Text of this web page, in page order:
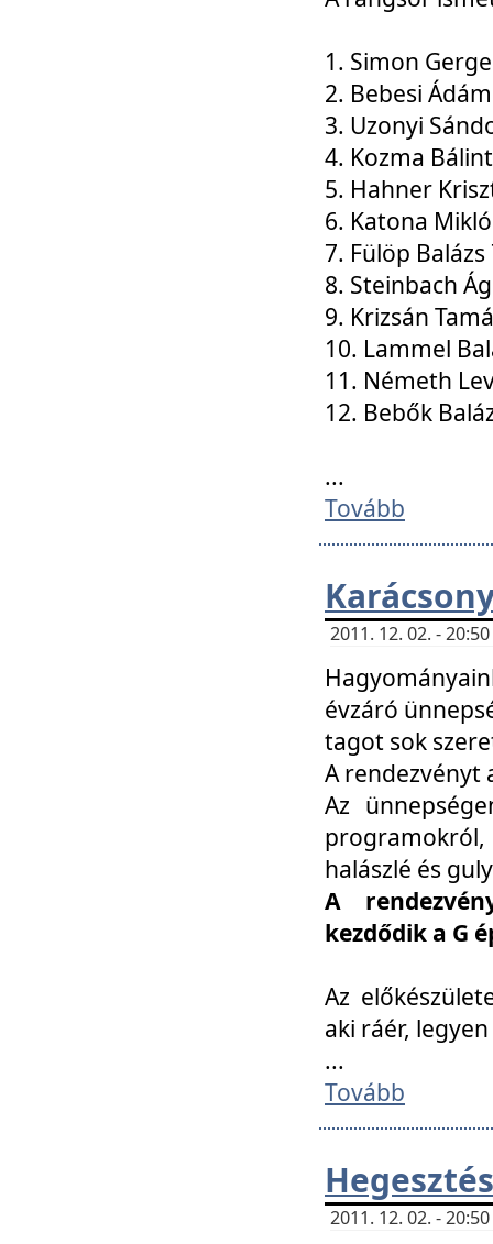
1. Simon
2. Bebesi
3. Uzonyi
4. Kozma
5. Hahner
6. Katona
7. Fülöp
8. Steinbach
9. Krizsán
10. Lammel
11. Németh
12. Bebők
...
Tovább
2011. 12. 02. -
évzáró
tagot sok
A rendezvényt
Az
halászlé és
A
kezdődik a G
Az
aki ráér,
...
Tovább
2011. 12. 02. -